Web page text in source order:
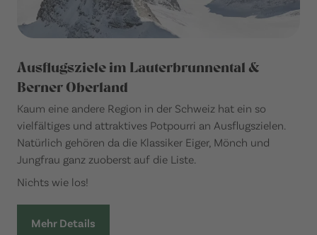
Ausflugsziele im Lauterbrunnental &
Berner Oberland
Kaum eine andere Region in der Schweiz hat ein so
vielfältiges und attraktives Potpourri an Ausflugszielen.
Natürlich gehören da die Klassiker Eiger, Mönch und
Jungfrau ganz zuoberst auf die Liste.
Nichts wie los!
Mehr Details